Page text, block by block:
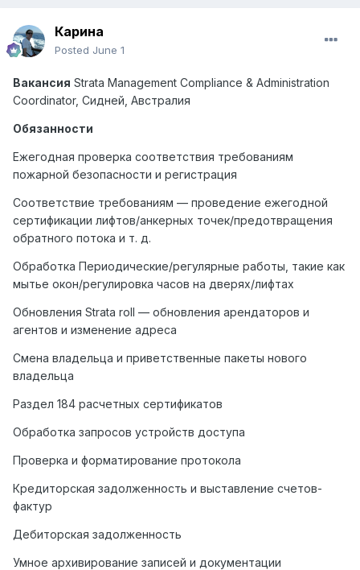
Карина
Posted June 1
Вакансия Strata Management Compliance & Administration
Coordinator, Сидней Австралия
Обязанности
Ежегодная проверка соответствия требованиям
пожарной безопасности и регистрация
Соответствие требованиям — проведение ежегодной
сертификации лифтов/анкерных точек/предотвращения
обратного потока и т. д.
Обработка Периодические/регулярные работы, такие как
мытье окон/регулировка часов на дверях/лифтах
Обновления Strata roll — обновления арендаторов и
агентов и изменение адреса
Смена владельца и приветственные пакеты нового
владельца
Раздел 184 расчетных сертификатов
Обработка запросов устройств доступа
Проверка и форматирование протокола
Кредиторская задолженность и выставление счетов-
фактур
Дебиторская задолженность
Умное архивирование записей и документации